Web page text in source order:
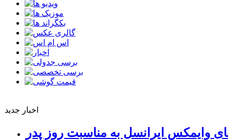
اخبار جدید
وایمکس ایرانسل به مناسبت روز پدر